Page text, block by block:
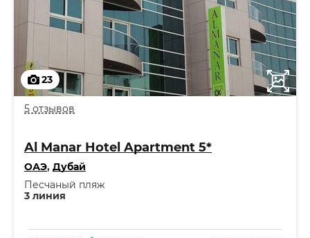
23
5 отзывов
Al Manar Hotel Apartment 5*
ОАЭ, Дубай
3 линия
Песчаный пляж